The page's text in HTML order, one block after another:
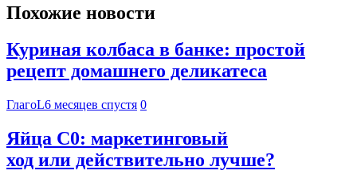
Похожие новости
Куриная колбаса в банке: простой
рецепт домашнего деликатеса
ГлагоL6 месяцев спустя 0
Яйца С0: маркетинговый
ход или действительно лучше?